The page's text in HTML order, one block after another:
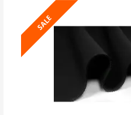
SALE